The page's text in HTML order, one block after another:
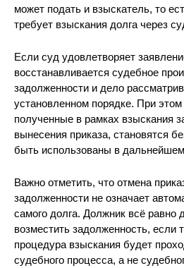
может подать и взыскатель, то
требует взыскания долга через
Если суд удовлетворяет
восстанавливается судебное
задолженности и дело
установленном порядке. При
полученные в рамках взыскания
вынесения приказа, становятся
быть использованы в
Важно отметить, что отмена
задолженности не означает
самого долга. Должник всё равно
возместить задолженность, если
процедура взыскания будет
судебного процесса, а не